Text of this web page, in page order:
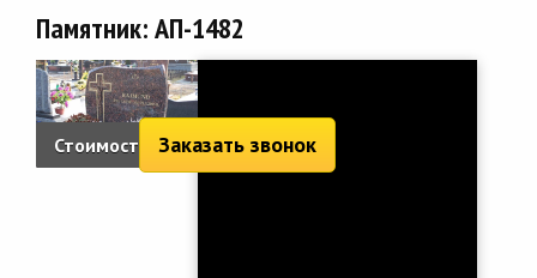
Памятник: АП-1482
Стоимость: 2 050 руб.
Заказать звонок